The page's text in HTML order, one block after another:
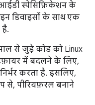
स्पेसिफ़िकेशन के
डिवाइसों के साथ एक
से जुड़े कोड को Linux
में बदलने के लिए,
करता है. इसलिए,
से, पीरियफ़रल बनाने